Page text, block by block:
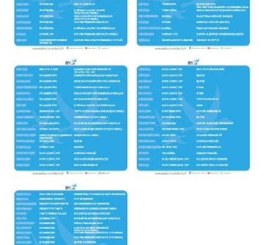
Çerez Ayarları Gizlilik Tercihleri ×
istediğiniz çerez türlerini özelleştirebilirsiniz. Değişikliklerin geçerli
olması için kaydetmeniz yeterlidir.
Zorunlu ve Teknik Çerezler Her Zaman Aktif
Web sitemizin temel fonksiyonlarının düzgün çalışması,
güvenliği ve erişilebilirliği için kullanılması zorunlu olan
çerezlerdir.
Performans ve Analiz Çerezleri
Sitemizi kaç kişinin ziyaret ettiğini anlamamıza, sayfaların
performanslarını analiz etmemize ve kullanıcı deneyimini
iyileştirmemize yardımcı olur.
Pazarlama ve Hedefleme Çerezleri